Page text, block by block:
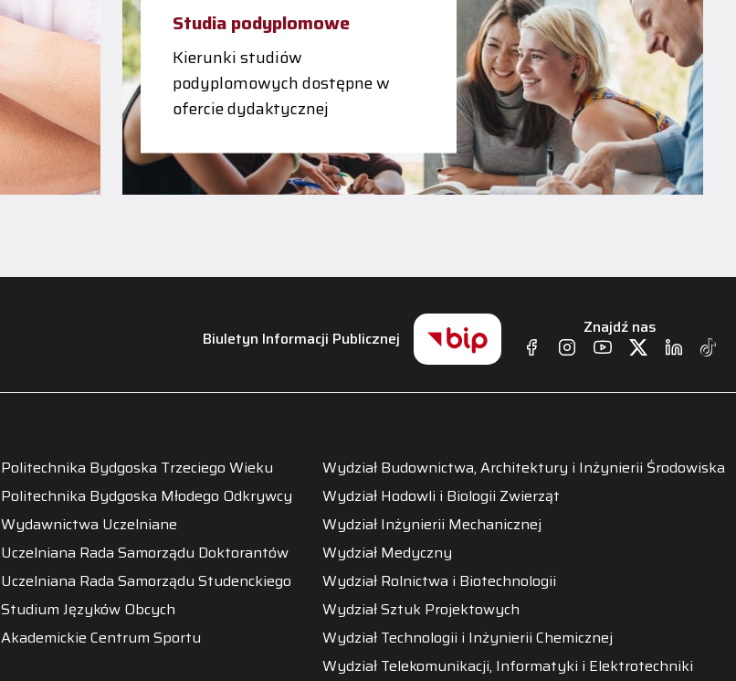
Studia podyplomowe
Kierunki studiów
podyplomowych dostępne w
ofercie dydaktycznej
Biuletyn Informacji Publicznej
Znajdź nas
Politechnika Bydgoska Trzeciego Wieku
Politechnika Bydgoska Młodego Odkrywcy
Wydawnictwa Uczelniane
Uczelniana Rada Samorządu Doktorantów
Uczelniana Rada Samorządu Studenckiego
Studium Języków Obcych
Akademickie Centrum Sportu
Wydział Budownictwa, Architektury i Inżynierii Środowiska
Wydział Hodowli i Biologii Zwierząt
Wydział Inżynierii Mechanicznej
Wydział Medyczny
Wydział Rolnictwa i Biotechnologii
Wydział Sztuk Projektowych
Wydział Technologii i Inżynierii Chemicznej
Wydział Telekomunikacji, Informatyki i Elektrotechniki